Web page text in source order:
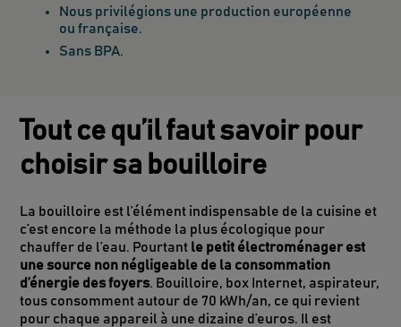
Nous privilégions une production européenne
ou française.
Sans BPA.
Tout ce qu’il faut savoir pour
choisir sa bouilloire
La bouilloire est l’élément indispensable de la cuisine et
c’est encore la méthode la plus écologique pour
chauffer de l’eau. Pourtant le petit électroménager est
une source non négligeable de la consommation
d’énergie des foyers. Bouilloire, box Internet, aspirateur,
tous consomment autour de 70 kWh/an, ce qui revient
pour chaque appareil à une dizaine d’euros. Il est